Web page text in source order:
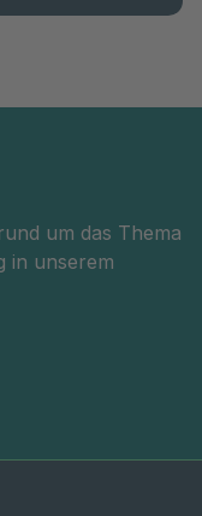
um das Thema
in unserem